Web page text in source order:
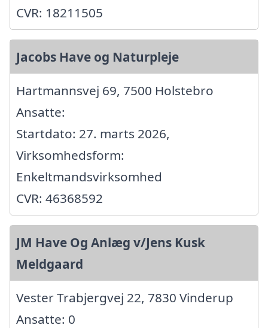
CVR: 18211505
Jacobs Have og Naturpleje
Hartmannsvej 69, 7500 Holstebro
Ansatte:
Startdato: 27. marts 2026,
Virksomhedsform:
Enkeltmandsvirksomhed
CVR: 46368592
JM Have Og Anlæg v/Jens Kusk
Meldgaard
Vester Trabjergvej 22, 7830 Vinderup
Ansatte: 0